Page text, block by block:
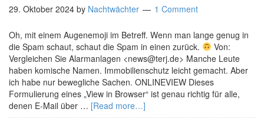
29. Oktober 2024 by Nachtwächter 1 Comment
Oh, mit einem Augenemoji im Betreff. Wenn man lange genug in
die Spam schaut, schaut die Spam in einen zurück.
Von:
Vergleichen Sie Alarmanlagen <news@terj.de> Manche Leute
haben komische Namen. Immobilienschutz leicht gemacht. Aber
ich habe nur bewegliche Sachen. ONLINEVIEW Dieses
Formulierung eines „View in Browser“ ist genau richtig für alle,
denen E-Mail über … [Read more…]